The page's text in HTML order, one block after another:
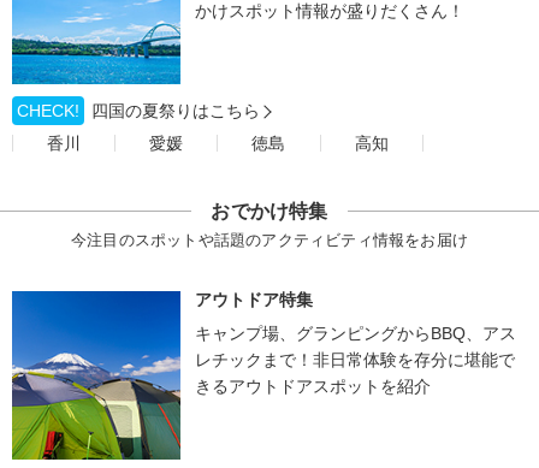
かけスポット情報が盛りだくさん！
CHECK!
四国の夏祭りはこちら
香川
愛媛 徳島 高知
おでかけ特集
今注目のスポットや話題のアクティビティ情報をお届け
アウトドア特集
キャンプ場、グランピングからBBQ、アス
レチックまで！非日常体験を存分に堪能で
きるアウトドアスポットを紹介